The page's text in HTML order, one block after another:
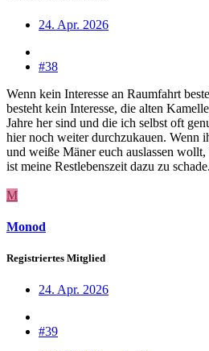
24. Apr. 2026
#38
Wenn kein Interesse an Raumfahrt
besteht kein Interesse, die alten
Jahre her sind und die ich selbst oft
hier noch weiter durchzukauen. Wenn
und weiße Mäner euch auslassen
ist meine Restlebenszeit dazu zu schade.
M
Monod
Registriertes Mitglied
24. Apr. 2026
#39